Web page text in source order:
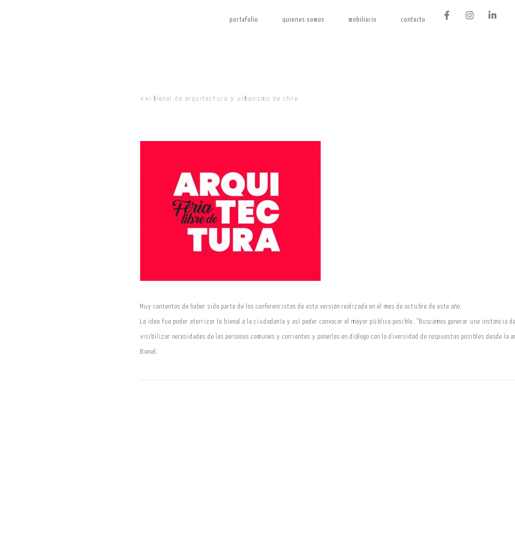
portafolio quienes somos mobiliario contacto
xxi bienal de arquitectura y urbanismo de chile
Muy contentos de haber sido parte de los conferencistas de esta versión realizada en el mes de octubre de este año.
La idea fue poder aterrizar la bienal a la ciudadanía y así poder convocar el mayor público posible. “Buscamos generar una instancia
visibilizar necesidades de las personas comunes y corrientes y ponerlas en diálogo con la diversidad de respuestas posibles desde
Bienal.